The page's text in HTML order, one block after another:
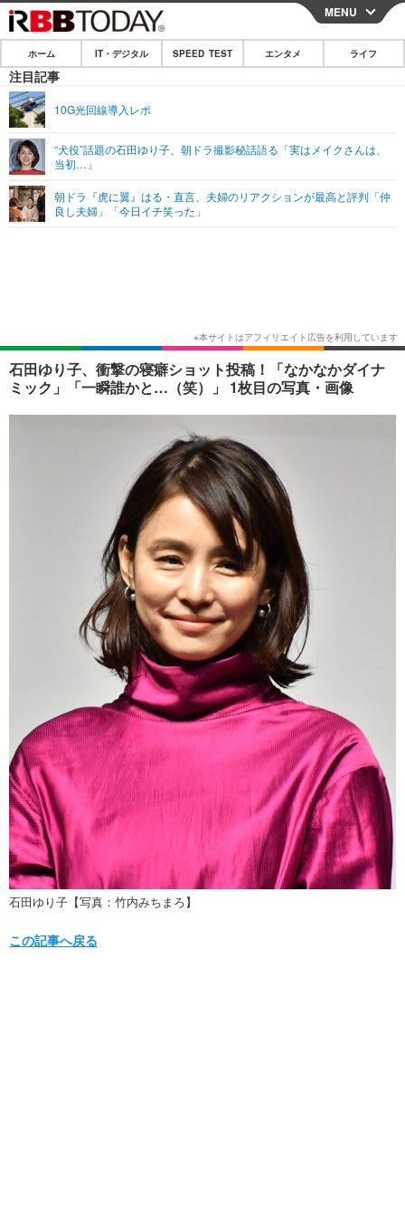
CLOSE
ホーム
IT・デジタル
ネタ
ショッピング その他
SPEED TEST
エンタメ
エンタメTOP
ショッピング その他
ライフ
MENU
ホーム IT・デジタル SPEED TEST エンタメ ライフ
注目記事
10G光回線導入レポ
“犬役”話題の石田ゆり子、朝ドラ撮影秘話語る「実はメイクさんは、
当初…」
朝ドラ『虎に翼』はる・直言、夫婦のリアクションが最高と評判「仲
良し夫婦」「今日イチ笑った」
石田ゆり子、衝撃の寝癖ショット投稿！「なかなかダイナ
ミック」「一瞬誰かと…（笑）」 1枚目の写真・画像
石田ゆり子【写真：竹内みちまろ】
この記事へ戻る